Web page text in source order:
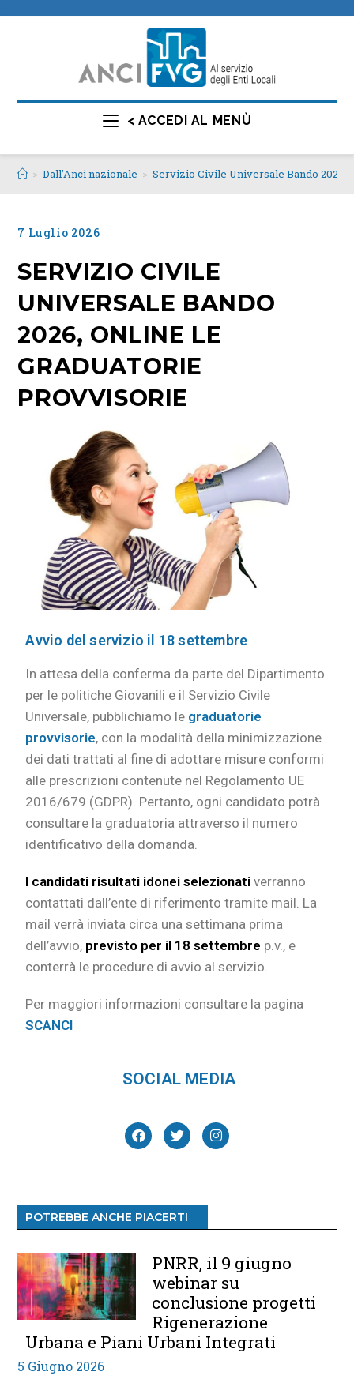
< ACCEDI AL MENÙ
> Dall’Anci nazionale > Servizio Civile Universale Bando
7 Luglio 2026
SERVIZIO CIVILE
UNIVERSALE BANDO
2026, ONLINE LE
GRADUATORIE
PROVVISORIE
Avvio del servizio il 18 settembre
In attesa della conferma da parte del Dipartimento
per le politiche Giovanili e il Servizio Civile
Universale, pubblichiamo le graduatorie
provvisorie, con la modalità della minimizzazione
dei dati trattati al fine di adottare misure conformi
alle prescrizioni contenute nel Regolamento UE
2016/679 (GDPR). Pertanto, ogni candidato potrà
consultare la graduatoria attraverso il numero
identificativo della domanda.
I candidati risultati idonei selezionativerranno
contattati dall’ente di riferimento tramite mail. La
mail verrà inviata circa una settimana prima
dell’avvio, previsto per il 18 settembre p.v., e
conterrà le procedure di avvio al servizio.
Per maggiori informazioni consultare la pagina
SCANCI
SOCIAL MEDIA
POTREBBE ANCHE PIACERTI
PNRR, il 9 giugno
webinar su
conclusione progetti
Rigenerazione
Urbana e Piani Urbani Integrati
5 Giugno 2026